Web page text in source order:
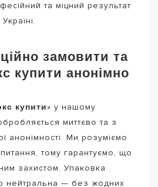
та міцний результат
замовити та
купити анонімно
купити» у нашому
миттєво та з
анонімності. Ми розуміємо
питання, тому гарантуємо, що
захистом. Упаковка
нейтральна — без жодних